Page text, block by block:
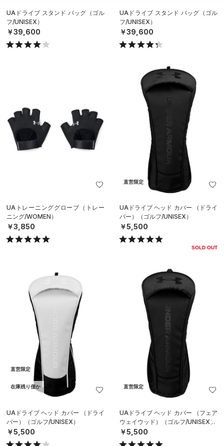
UAドライブ スタンド バッグ（ゴル
フ/UNISEX）
￥39,600
UAドライブ スタンド バッグ（ゴル
フ/UNISEX）
￥39,600
UAトレーニンググローブ（トレー
ニング/WOMEN）
￥3,850
直営限定
UAドライブ ヘッド カバー （ドライ
バー）（ゴルフ/UNISEX）
￥5,500
SOLD OUT
直営限定
在庫残り僅か
UAドライブ ヘッド カバー （ドライ
バー）（ゴルフ/UNISEX）
￥5,500
直営限定
UAドライブ ヘッド カバー （フェア
ウェイウッド）（ゴルフ/UNISEX）
￥5,500